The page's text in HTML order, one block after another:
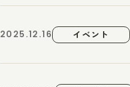
2025.12.16 イベント